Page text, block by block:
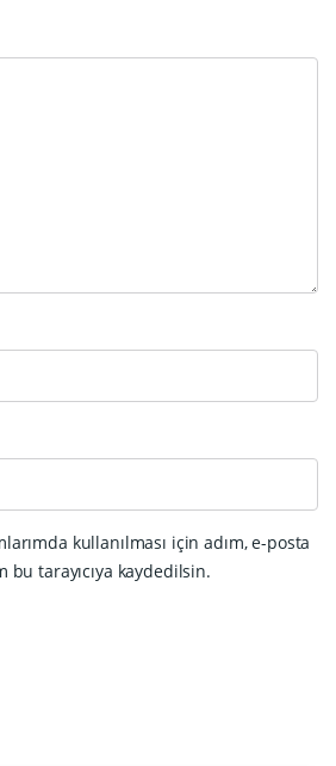
kullanılması için adım, e-posta
tarayıcıya kaydedilsin.